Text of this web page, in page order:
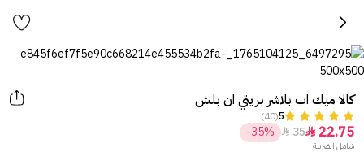
كالا ميك اب بلاشر بريتي ان بلش
5
(40)
22.75

35

-35%
شامل الضريبة